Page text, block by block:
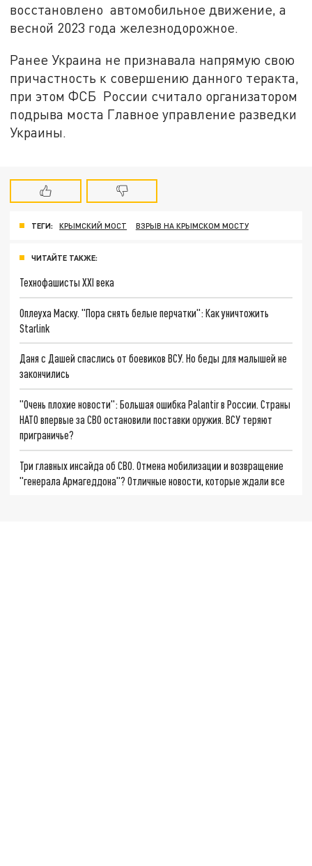
восстановлено автомобильное движение, а
весной 2023 года железнодорожное.
Ранее Украина не признавала напрямую свою
причастность к совершению данного теракта,
при этом ФСБ России считало организатором
подрыва моста Главное управление разведки
Украины.
ТЕГИ: КРЫМСКИЙ МОСТ ВЗРЫВ НА КРЫМСКОМ МОСТУ
ЧИТАЙТЕ ТАКЖЕ:
Технофашисты XXI века
Оплеуха Маску. "Пора снять белые перчатки": Как уничтожить
Starlink
Даня с Дашей спаслись от боевиков ВСУ. Но беды для малышей не
закончились
"Очень плохие новости": Большая ошибка Palantir в России. Страны
НАТО впервые за СВО остановили поставки оружия. ВСУ теряют
приграничье?
Три главных инсайда об СВО. Отмена мобилизации и возвращение
"генерала Армагеддона"? Отличные новости, которые ждали все